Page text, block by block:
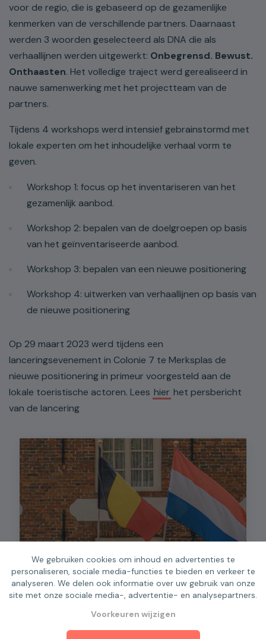
voor de regio, die is gebaseerd op de gezamenlijke
kenmerken van de verschillende partners. Daarnaast
werden 3 woorden geselecteerd als DNA die als
verhaallijnen werden uitgewerkt: Onbegrensd. Bewust.
Onthaasten. Het volledige traject werd gerealiseerd in
nauwe samenwerking met het projectteam van de
partners.
Tijdens 4 workshops werd intensief gebrainstormd met
lokale experten om het inhoudelijke verhaal vorm te
geven.
Workshop 1: focus op het inventariseren van het
gezamenlijk aanbod.
Workshop 2: bepalen van de doelgroepen op basis
van het geïnventariseerde aanbod.
Workshop 3: bepalen van een nieuwe positionering
Workshop 4: uitwerken van verhaallijnen op basis van
de nieuwe positionering
Op 29 maart 2023 werd tijdens een
lanceringsevenement in Colonie 7 te Merksplas de
nieuwe positionering in primeur voorgesteld aan de
lokale toeristische actoren. Lees hier het persbericht
van de lancering
We gebruiken cookies om inhoud en advertenties te
personaliseren, sociale media-functies te bieden en verkeer te
analyseren. We delen ook informatie over uw gebruik van onze
site met onze sociale media-, advertentie- en analysepartners.
Voorkeuren wijzigen